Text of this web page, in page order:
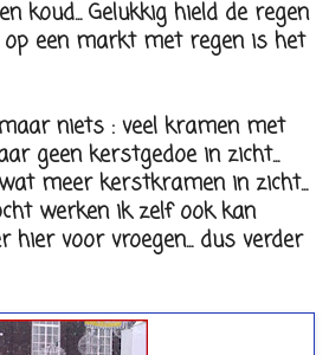
koud... Gelukkig hield de regen
een markt met regen is het
niets : veel kramen met
geen kerstgedoe in zicht...
meer kerstkramen in zicht...
werken ik zelf ook kan
voor vroegen... dus verder